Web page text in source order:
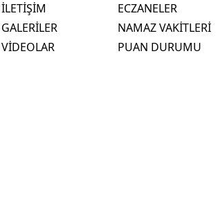
İLETİŞİM
GALERİLER
VİDEOLAR
ECZANELER
NAMAZ VAKİTLERİ
PUAN DURUMU